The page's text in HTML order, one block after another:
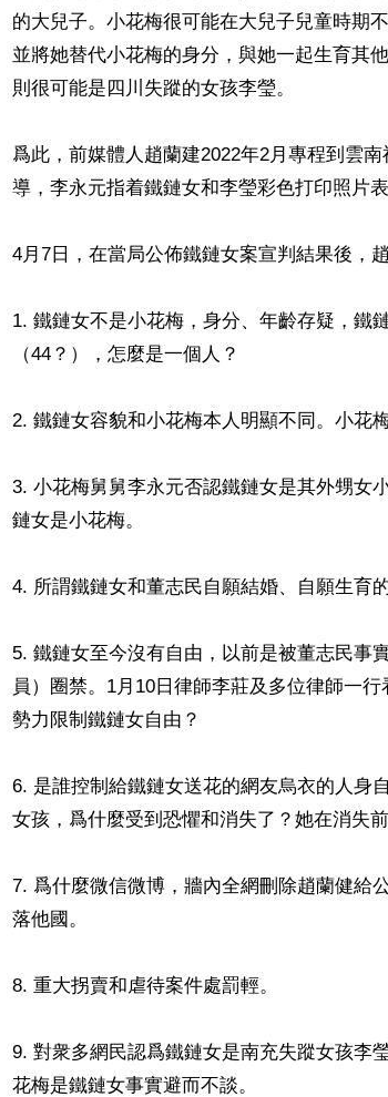
的大兒子。小花梅很可能在大兒子兒童時期
並將她替代小花梅的身分，與她一起生育其
則很可能是四川失蹤的女孩李瑩。
爲此，前媒體人趙蘭建2022年2月專程到雲
導，李永元指着鐵鏈女和李瑩彩色打印照片
4月7日，在當局公佈鐵鏈女案宣判結果後，
1. 鐵鏈女不是小花梅，身分、年齡存疑，鐵
（44？），怎麼是一個人？
2. 鐵鏈女容貌和小花梅本人明顯不同。小花
3. 小花梅舅舅李永元否認鐵鏈女是其外甥女
鏈女是小花梅。
4. 所謂鐵鏈女和董志民自願結婚、自願生育
5. 鐵鏈女至今沒有自由，以前是被董志民事
員）圈禁。1月10日律師李莊及多位律師一
勢力限制鐵鏈女自由？
6. 是誰控制給鐵鏈女送花的網友烏衣的人身
女孩，爲什麼受到恐懼和消失了？她在消失
7. 爲什麼微信微博，牆內全網刪除趙蘭健給
落他國。
8. 重大拐賣和虐待案件處罰輕。
9. 對衆多網民認爲鐵鏈女是南充失蹤女孩李
花梅是鐵鏈女事實避而不談。